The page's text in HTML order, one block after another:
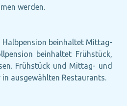
werden.
beinhaltet Mittag-
beinhaltet Frühstück,
Frühstück und Mittag- und
ausgewählten Restaurants.